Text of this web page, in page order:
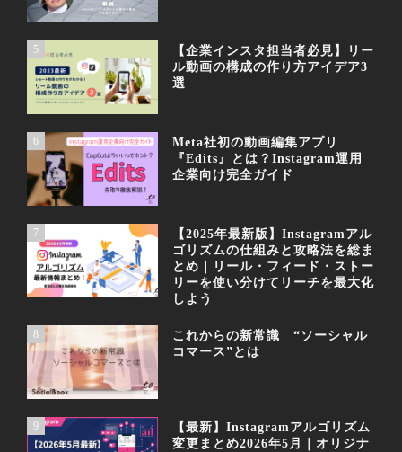
5
【企業インスタ担当者必見】リー
ル動画の構成の作り方アイデア3
選
6
Meta社初の動画編集アプリ
『Edits』とは？Instagram運用
企業向け完全ガイド
7
【2025年最新版】Instagramアル
ゴリズムの仕組みと攻略法を総ま
とめ｜リール・フィード・ストー
リーを使い分けてリーチを最大化
しよう
8
これからの新常識 “ソーシャル
コマース”とは
9
【最新】Instagramアルゴリズム
変更まとめ2026年5月｜オリジナ